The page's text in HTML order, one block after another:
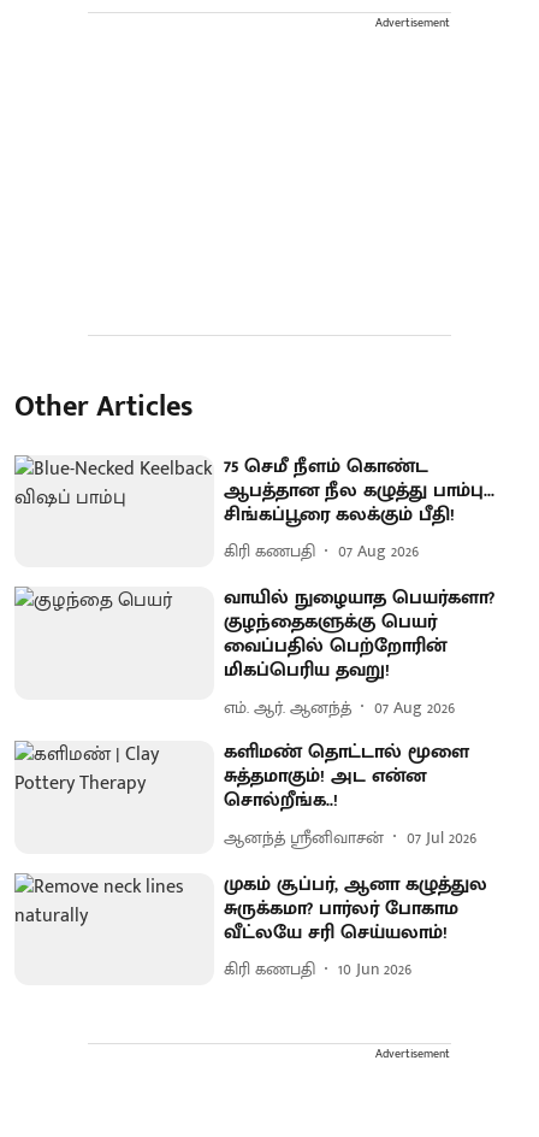
Advertisement
Other Articles
75 செமீ நீளம் கொண்ட
ஆபத்தான நீல கழுத்து பாம்பு...
சிங்கப்பூரை கலக்கும் பீதி!
கிரி கணபதி 07 Aug 2026
வாயில் நுழையாத பெயர்களா?
குழந்தைகளுக்கு பெயர்
வைப்பதில் பெற்றோரின்
மிகப்பெரிய தவறு!
எம். ஆர். ஆனந்த் 07 Aug 2026
களிமண் தொட்டால் மூளை
சுத்தமாகும்! அட என்ன
சொல்றீங்க..!
ஆனந்த் ஸ்ரீனிவாசன் 07 Jul 2026
முகம் சூப்பர், ஆனா கழுத்துல
சுருக்கமா? பார்லர் போகாம
வீட்லயே சரி செய்யலாம்!
கிரி கணபதி 10 Jun 2026
Advertisement